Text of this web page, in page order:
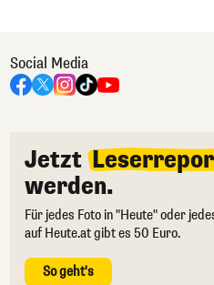
Social Media
Jetzt
werden.
Für jedes Foto in "Heute" oder
auf Heute.at gibt es 50 Euro.
So geht's